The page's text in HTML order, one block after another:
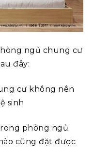
ngủ chung cư
đây:
cư không nên
sinh
phòng ngủ
cũng đặt được